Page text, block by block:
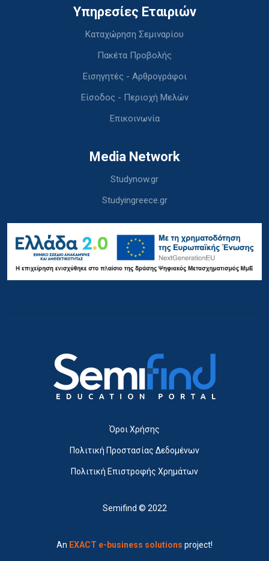
Υπηρεσίες Εταιριών
Καταχώρηση Σεμιναρίου
Πακέτα Προβολής
Εισηγητές - Αρθρογράφοι
Είσοδος - Περιοχή Μελών
Επικοινωνία
Media Network
Studynow.gr
Studyingreece.gr
Όροι Χρήσης
Πολιτική Προστασίας Δεδομένων
Πολιτική Επιστροφής Χρημάτων
Semifind © 2022
An EXACT e-business solutions project!